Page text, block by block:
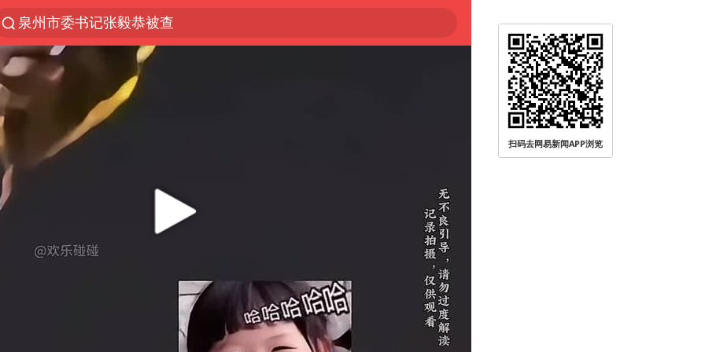
泉州市委书记张毅恭被查
“电影+”如何激发千亿级消费新活力？
全球首个长时储能一体化产业园量产
台风白海豚已进入24小时警戒线
中国女篮70-67险胜尼日利亚女篮
四川宜宾高县4.9级地震致1死
中巨芯：上半年归母净利润1405.77万元
出口禁令驱动有色板块大涨
秋天的第一杯奶茶到底有多火
38岁演员求职万岁山NPC成功
扫码去网易新闻APP浏览